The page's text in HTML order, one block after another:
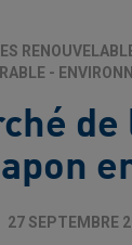
-
de
27 SEPTEMBRE